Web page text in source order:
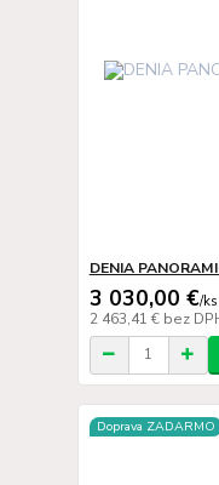
DENIA
3 030,00 €/ks
2 463,41 € bez
Doprava ZADARMO